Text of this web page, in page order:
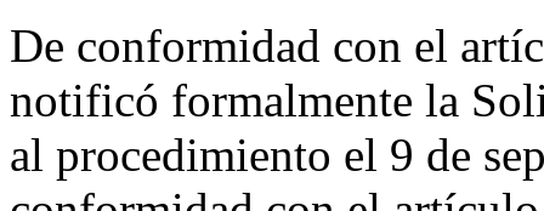
De conformidad con el
notificó formalmente la
al procedimiento el 9 de